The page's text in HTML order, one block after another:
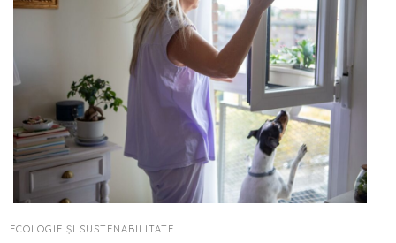
ECOLOGIE ȘI SUSTENABILITATE